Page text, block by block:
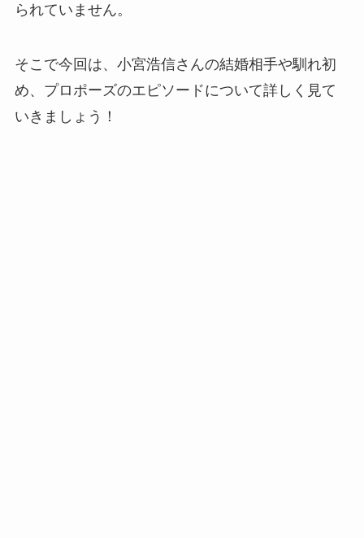
られていません。
そこで今回は、小宮浩信さんの結婚相手や馴れ初
め、プロポーズのエピソードについて詳しく見て
いきましょう！